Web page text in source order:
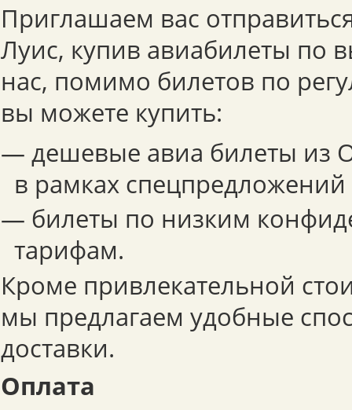
Приглашаем вас
Луис, купив авиабилеты по
нас, помимо билетов по
вы можете купить:
— дешевые авиа билеты из
в рамках
— билеты по низким
тарифам.
Кроме привлекательной
мы предлагаем удобные
доставки.
Оплата